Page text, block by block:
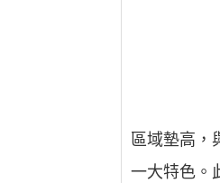
區域墊高，
一大特色。